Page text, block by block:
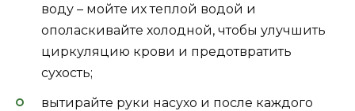
воду – мойте их теплой водой и
ополаскивайте холодной, чтобы улучшить
циркуляцию крови и предотвратить
сухость;
вытирайте руки насухо и после каждого